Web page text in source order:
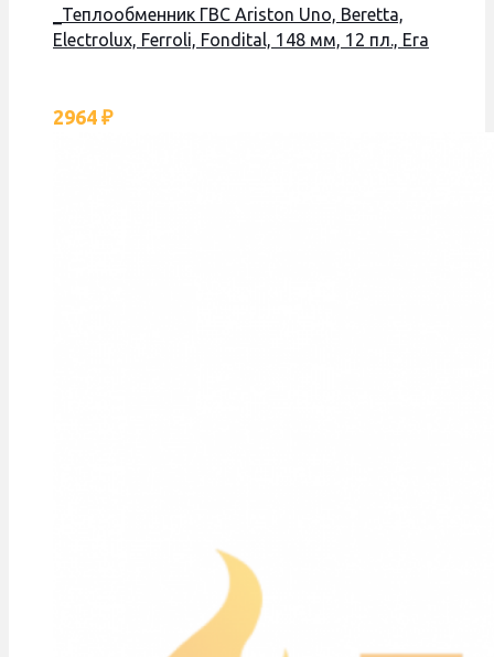
_Теплообменник ГВС Ariston Uno, Beretta,
Electrolux, Ferroli, Fondital, 148 мм, 12 пл., Era
2964 ₽